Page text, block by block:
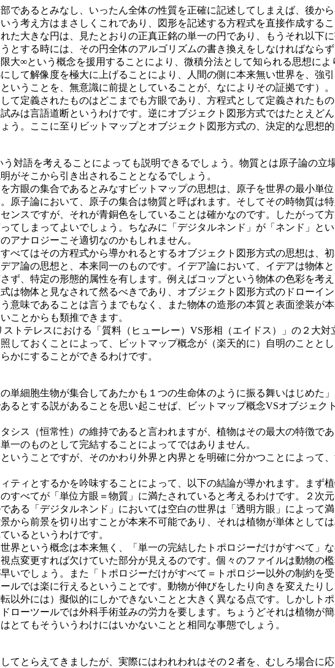
であるとみなし、いったん全体の性質を正確に記述してしまえば、後か
う考え方はまさしくこれであり、図形を記述する方程式を直接作成する
た大きな円は、見たとおりの正真正銘の単一の円であり、もうそれ以下
とする時には、その円全体のアルゴリズムの書き換えをしなければなら
大∞という概念を援用することにより、微積分法として知られる思想に
して解像度を極大に上げることにより、人間の側に本来無い世界を、強
いうことを、無意識に前提としていることが、なによりその証拠です）
て定義されたものはどこまでも方眼であり、方程式として定義されたも
みは言語道断というわけです。逆にオブジェクト図形方式ではたとえど
う。ここに至りビットマップとオブジェクト図形方式の、決定的な思想的
対語を考えることによっても説明できるでしょう。物質とは原子論の立
がそこから引き出されることとなるでしょう。
眼の集合であるとみなすビットマップの思想は、原子を世界の最小単
原子論において、原子の集合は物質と呼ばれます。そしてその時物質は
ンスですが、それが青銅色をしていることは確かなのです。したがって
てしまってよいでしょう。ちなみに「デジタルネンド」が「ネンド」と
アナロジーこそ適切なのかもしれません。
べてはその方程式から導かれるとするオブジェクト図形方式の思想は、
ア論の思想と、本来同一のものです。イデア論において、イデアは物体
ず、特定の形態的属性を有します。例えばコップという物体の色彩を考
は物体と見なされて然るべきであり、オブジェクト図形方式のドローイ
意味であることは言うまでもなく、また物体の造形の本質と表面塗装が
ことからも類推できます。
トテレスにおける「質料（ヒューレー）VS形相（エイドス）」の２大
しておくことによって、ビットマップ概念が（楽天的に）自明のことと
かにすることができるわけです。
細胞生物が集合してあたかも１つの生命体のように振る舞いはじめた
るとする説があることを思い起こせば、ビットマップ概念VSオブジェ
シス（恒常性）の維持であると言われますが、植物はその最大の特徴で
一のものとして完結することによってではありません。
うことですが、そのかわり外界と内界とを明確に分かつことによって
ティとするかを吟味することによって、以下の結論が導かれます。まず
すべてが「単位方眼＝物質」に満たされていると考えるわけです。２次
ある「デジタルネンド」においては空白の世界は「透明方眼」によって
から前景を切り出すことが本来不可能であり、それは植物が単体として
いるというわけです。
界という概念は本来無く、「単一の完結したトポロジーだけがすべて」
点変更すれば欠けていた部分が見えるのです。個々のファイルは動物の
いでしょう。また「トポロジーだけがすべて＝トポロジー以外の制約を
ルでは楽に行えるということです。動物が伸びをしたり向きを変えたり
以外には）擬似的にしかできないことと大きく異なる点です。しかしト
ローツールでは外科手術並みの労力を要します。ちょうどそれは植物が
とてもそういうわけにはいかないことと相同な事態でしょう。
てとらえてきましたが、実際にはわれわれはその２者を、むしろ場合に